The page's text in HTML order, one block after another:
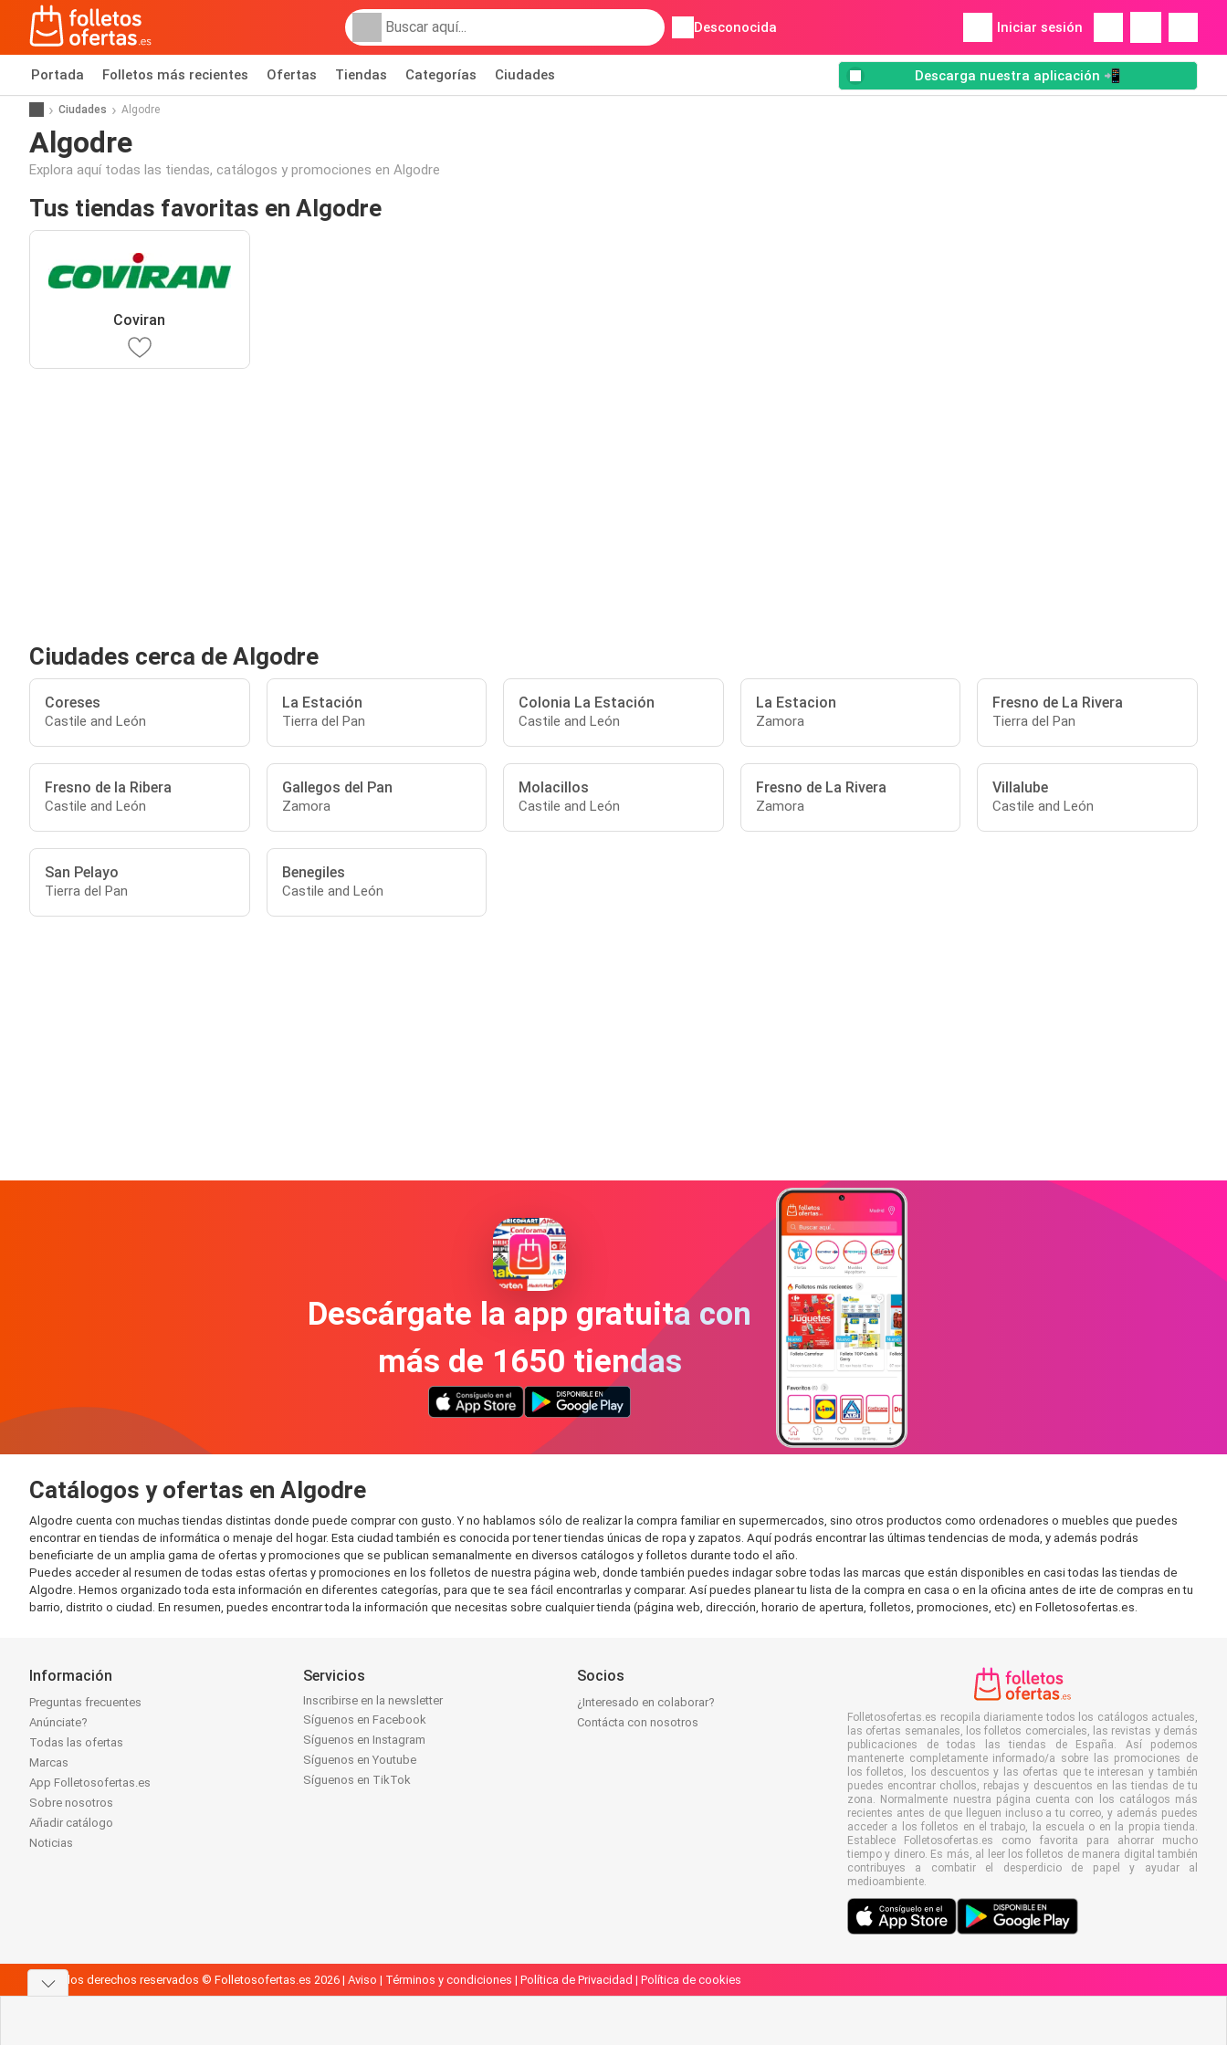
Desconocida Iniciar sesión
Portada Folletos más recientes Ofertas Tiendas Categorías Ciudades Descarga nuestra aplicación 📲
Ciudades Algodre
Algodre
Explora aquí todas las tiendas, catálogos y promociones en Algodre
Tus tiendas favoritas en Algodre
Coviran
Ciudades cerca de Algodre
Coreses
Castile and León
La Estación
Tierra del Pan
Colonia La Estación
Castile and León
La Estacion
Zamora
Fresno de La Rivera
Tierra del Pan
Fresno de la Ribera
Castile and León
Gallegos del Pan
Zamora
Molacillos
Castile and León
Fresno de La Rivera
Zamora
Villalube
Castile and León
San Pelayo
Tierra del Pan
Benegiles
Castile and León
Descárgate la app gratuita con
más de 1650 tiendas
Catálogos y ofertas en Algodre
Algodre cuenta con muchas tiendas distintas donde puede comprar con gusto. Y no hablamos sólo de realizar la compra familiar en supermercados, sino otros productos como ordenadores o muebles que puedes
encontrar en tiendas de informática o menaje del hogar. Esta ciudad también es conocida por tener tiendas únicas de ropa y zapatos. Aquí podrás encontrar las últimas tendencias de moda, y además podrás
beneficiarte de un amplia gama de ofertas y promociones que se publican semanalmente en diversos catálogos y folletos durante todo el año.
Puedes acceder al resumen de todas estas ofertas y promociones en los folletos de nuestra página web, donde también puedes indagar sobre todas las marcas que están disponibles en casi todas las tiendas de
Algodre. Hemos organizado toda esta información en diferentes categorías, para que te sea fácil encontrarlas y comparar. Así puedes planear tu lista de la compra en casa o en la oficina antes de irte de compras en tu
barrio, distrito o ciudad. En resumen, puedes encontrar toda la información que necesitas sobre cualquier tienda (página web, dirección, horario de apertura, folletos, promociones, etc) en Folletosofertas.es.
Información
Preguntas frecuentes
Anúnciate?
Todas las ofertas
Marcas
App Folletosofertas.es
Sobre nosotros
Añadir catálogo
Noticias
Servicios
Inscribirse en la newsletter
Síguenos en Facebook
Síguenos en Instagram
Síguenos en Youtube
Síguenos en TikTok
Socios
¿Interesado en colaborar?
Contácta con nosotros
Folletosofertas.es recopila diariamente todos los catálogos actuales,
las ofertas semanales, los folletos comerciales, las revistas y demás
publicaciones de todas las tiendas de España. Así podemos
mantenerte completamente informado/a sobre las promociones de
los folletos, los descuentos y las ofertas que te interesan y también
puedes encontrar chollos, rebajas y descuentos en las tiendas de tu
zona. Normalmente nuestra página cuenta con los catálogos más
recientes antes de que lleguen incluso a tu correo, y además puedes
acceder a los folletos en el trabajo, la escuela o en la propia tienda.
Establece Folletosofertas.es como favorita para ahorrar mucho
tiempo y dinero. Es más, al leer los folletos de manera digital también
contribuyes a combatir el desperdicio de papel y ayudar al
medioambiente.
Todos los derechos reservados © Folletosofertas.es 2026 | Aviso | Términos y condiciones | Política de Privacidad | Política de cookies